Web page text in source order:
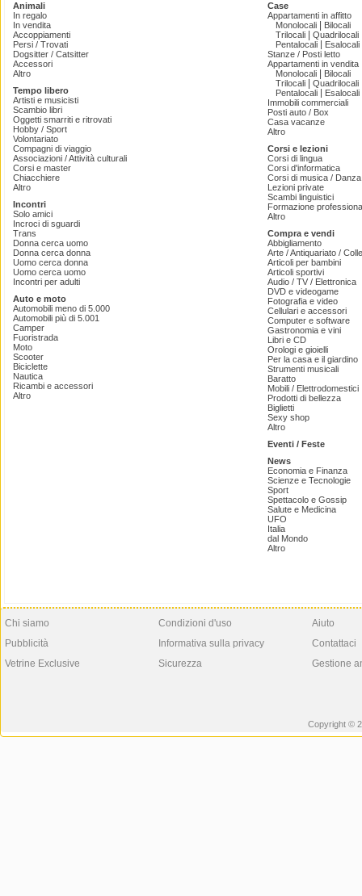
Animali
In regalo
In vendita
Accoppiamenti
Persi / Trovati
Dogsitter / Catsitter
Accessori
Altro
Tempo libero
Artisti e musicisti
Scambio libri
Oggetti smarriti e ritrovati
Hobby / Sport
Volontariato
Compagni di viaggio
Associazioni / Attività culturali
Corsi e master
Chiacchiere
Altro
Incontri
Solo amici
Incroci di sguardi
Trans
Donna cerca uomo
Donna cerca donna
Uomo cerca donna
Uomo cerca uomo
Incontri per adulti
Auto e moto
Automobili meno di 5.000
Automobili più di 5.001
Camper
Fuoristrada
Moto
Scooter
Biciclette
Nautica
Ricambi e accessori
Altro
Case
Appartamenti in affitto
Monolocali
Bilocali
Trilocali
Quadrilocali
Pentalocali
Esalocali
Stanze / Posti letto
Appartamenti in vendita
Monolocali
Bilocali
Trilocali
Quadrilocali
Pentalocali
Esalocali
Immobili commerciali
Posti auto / Box
Casa vacanze
Altro
Corsi e lezioni
Corsi di lingua
Corsi d'informatica
Corsi di musica /
Lezioni private
Scambi linguistici
Formazione
Altro
Compra e vendi
Abbigliamento
Arte / Antiquariato /
Articoli per bambini
Articoli sportivi
Audio / TV / Elettronica
DVD e videogame
Fotografia e video
Cellulari e accessori
Computer e software
Gastronomia e vini
Libri e CD
Orologi e gioielli
Per la casa e il giardino
Strumenti musicali
Baratto
Mobili / Elettrodomestici
Prodotti di bellezza
Biglietti
Sexy shop
Altro
Eventi / Feste
News
Economia e Finanza
Scienze e Tecnologie
Sport
Spettacolo e Gossip
Salute e Medicina
UFO
Italia
dal Mondo
Altro
Chi siamo
Pubblicità
Vetrine Exclusive
Condizioni d'uso
Informativa sulla privacy
Sicurezza
Aiuto
Contattaci
Gestione
Copyright ©